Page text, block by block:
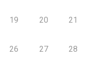
19 20 21
26 27 28